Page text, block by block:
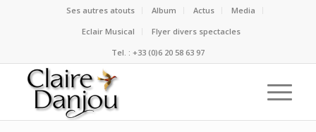
Ses autres atouts Album Actus
Media
Eclair Musical
Flyer divers spectacles
Tel. : +33 (0)6 20 58 63 97